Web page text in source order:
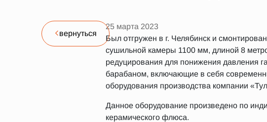
вернуться
25 марта 2023
Был отгружен в г. Челябинск и
сушильной камеры 1100 мм, длиной 8
редуцирования для понижения давления
барабаном, включающие в себя
оборудования производства компании
Данное оборудование произведено по
керамического флюса.